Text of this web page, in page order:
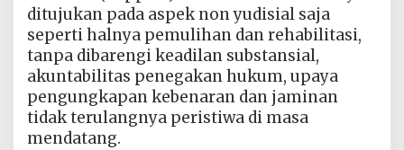
ditujukan pada aspek non yudisial saja
seperti halnya pemulihan dan rehabilitasi,
tanpa dibarengi keadilan substansial,
akuntabilitas penegakan hukum, upaya
pengungkapan kebenaran dan jaminan
tidak terulangnya peristiwa di masa
mendatang.